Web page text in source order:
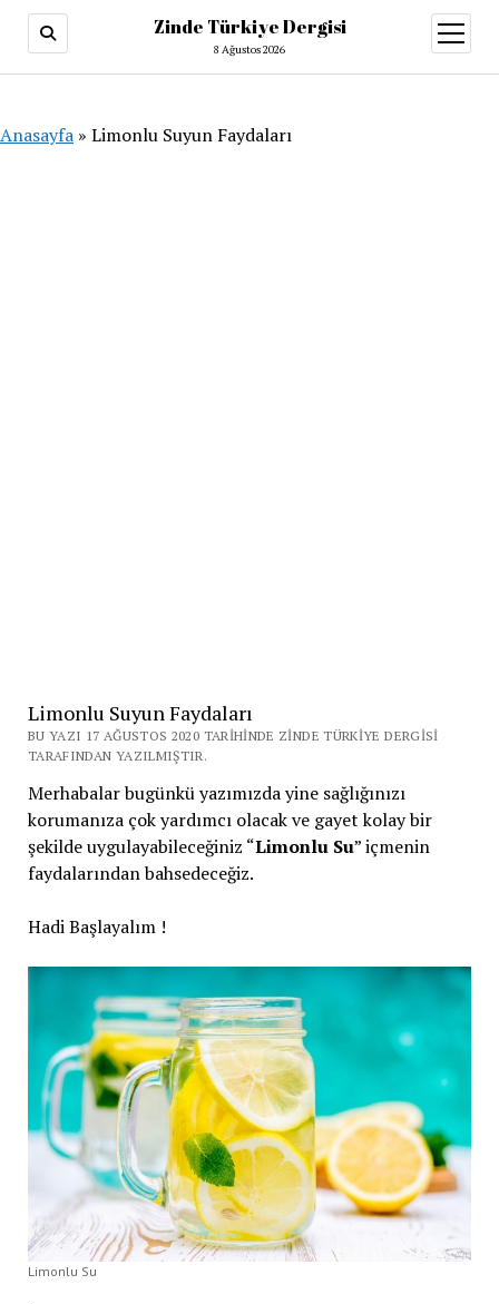
Zinde Türkiye Dergisi
8 Ağustos 2026
aç
Anasayfa » Limonlu Suyun Faydaları
Limonlu Suyun Faydaları
BU YAZI 17 AĞUSTOS 2020 TARIHINDE ZINDE TÜRKIYE DERGISI
TARAFINDAN YAZILMIŞTIR.
Merhabalar bugünkü yazımızda yine sağlığınızı
korumanıza çok yardımcı olacak ve gayet kolay bir
şekilde uygulayabileceğiniz “Limonlu Su” içmenin
faydalarından bahsedeceğiz.
Hadi Başlayalım !
Limonlu Su